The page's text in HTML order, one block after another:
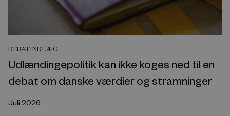
DEBATINDLÆG
Udlændingepolitik kan ikke koges ned til en
debat om danske værdier og stramninger
Juli 2026